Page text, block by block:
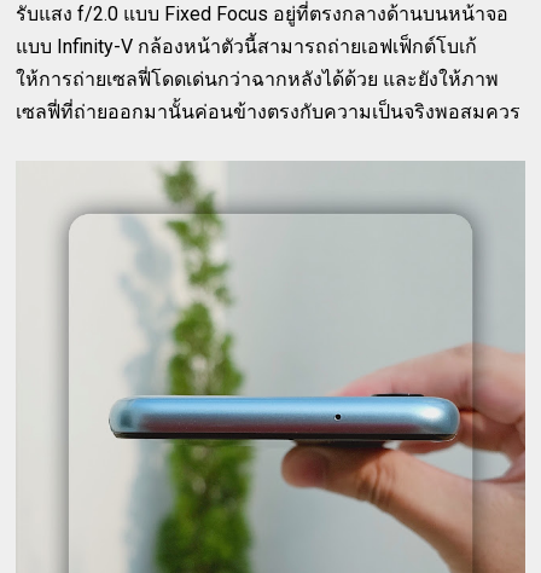
รับแสง f/2.0 แบบ Fixed Focus อยู่ที่ตรงกลางด้านบนหน้าจอ
แบบ Infinity-V กล้องหน้าตัวนี้สามารถถ่ายเอฟเฟ็กต์โบเก้
ให้การถ่ายเซลฟี่โดดเด่นกว่าฉากหลังได้ด้วย และยังให้ภาพ
เซลฟี่ที่ถ่ายออกมานั้นค่อนข้างตรงกับความเป็นจริงพอสมควร